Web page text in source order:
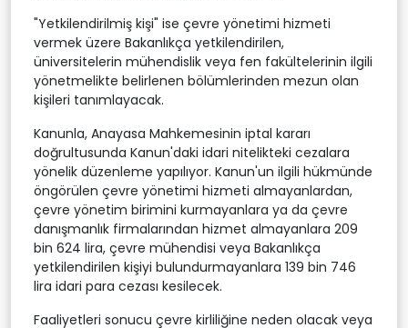
"Yetkilendirilmiş kişi" ise çevre yönetimi hizmeti
vermek üzere Bakanlıkça yetkilendirilen,
üniversitelerin mühendislik veya fen fakültelerinin ilgili
yönetmelikte belirlenen bölümlerinden mezun olan
kişileri tanımlayacak.
Kanunla, Anayasa Mahkemesinin iptal kararı
doğrultusunda Kanun'daki idari nitelikteki cezalara
yönelik düzenleme yapılıyor. Kanun'un ilgili hükmünde
öngörülen çevre yönetimi hizmeti almayanlardan,
çevre yönetim birimini kurmayanlara ya da çevre
danışmanlık firmalarından hizmet almayanlara 209
bin 624 lira, çevre mühendisi veya Bakanlıkça
yetkilendirilen kişiyi bulundurmayanlara 139 bin 746
lira idari para cezası kesilecek.
Faaliyetleri sonucu çevre kirliliğine neden olacak veya